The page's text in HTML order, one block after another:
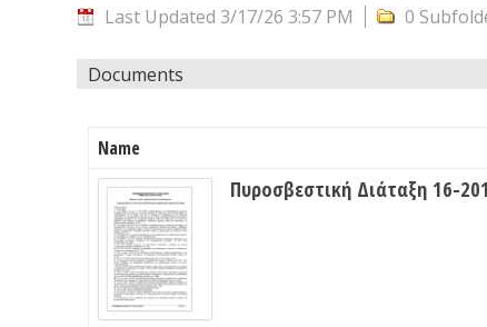
Last Updated 3/17/26 3:57 PM 0
Documents
Name
Πυροσβεστική Διάταξη 16-